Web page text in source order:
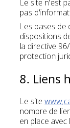
Le site n'est
pas
Les bases
dispositions
la directive
protection
8. Liens
Le site
nombre de
en place avec